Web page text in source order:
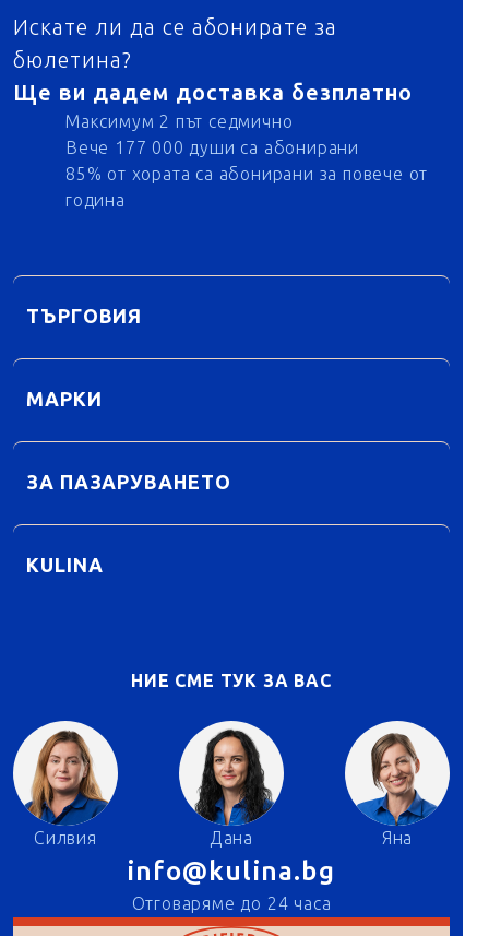
Искате ли да се абонирате за
бюлетина?
Ще ви дадем доставка безплатно
Максимум 2 път седмично
Вече 177 000 души са абонирани
85% от хората са абонирани за повече от
година
ТЪРГОВИЯ
МАРКИ
ЗА ПАЗАРУВАНЕТО
KULINA
НИЕ СМЕ ТУК ЗА ВАС
Силвия Дана Яна
info@kulina.bg
Отговаряме до 24 часа